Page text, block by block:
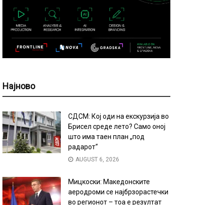
Најново
СДСМ: Кој оди на екскурзија во
Брисел среде лето? Само оној
што има таен план „под
радарот“
AUGUST 6, 2026
Мицкоски: Македонските
аеродроми се најбрзорастечки
во регионот – тоа е резултат